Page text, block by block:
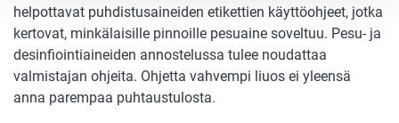
helpottavat puhdistusaineiden etikettien käyttöohjeet, jotka
kertovat, minkälaisille pinnoille pesuaine soveltuu. Pesu- ja
desinfiointiaineiden annostelussa tulee noudattaa
valmistajan ohjeita. Ohjetta vahvempi liuos ei yleensä
anna parempaa puhtaustulosta.